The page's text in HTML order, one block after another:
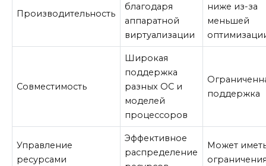
Производительность
благодаря
аппаратной
виртуализации
ниже из-за
меньшей
Совместимость
Широкая
поддержка
разных ОС и
моделей
процессоров
поддержка
Управление
ресурсами
Эффективное
распределение
Может